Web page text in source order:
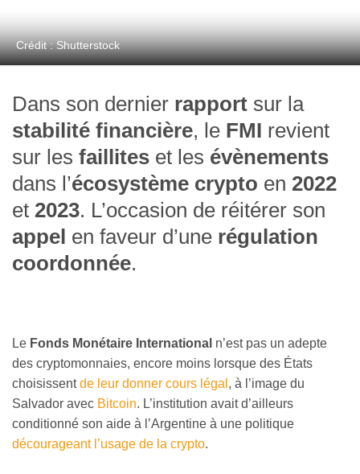
Crédit : Shutterstock
Dans son dernier rapport sur la
stabilité financière, le FMI revient
sur les faillites et les évènements
dans l’écosystème crypto en 2022
et 2023. L’occasion de réitérer son
appel en faveur d’une régulation
coordonnée.
Le Fonds Monétaire International n’est pas un adepte
des cryptomonnaies, encore moins lorsque des États
choisissentde leur donner cours légal , à l’image du
Salvador avec Bitcoin. L’institution avait d’ailleurs
conditionné son aide à l’Argentine à une politique
décourageant l’usage de la crypto.